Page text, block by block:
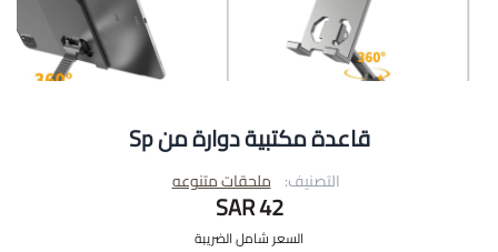
قاعدة مكتبية دوارة من Sp
التصنيف: ملحقات متنوعه
42 SAR
السعر شامل الضريبة